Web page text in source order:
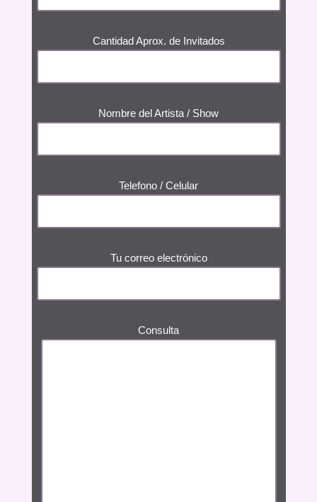
Cantidad Aprox. de Invitados
Nombre del Artista / Show
Telefono / Celular
Tu correo electrónico
Consulta